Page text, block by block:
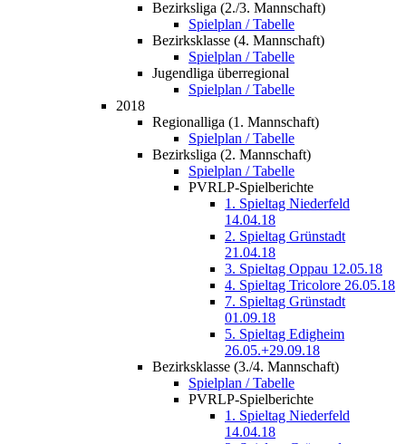
Bezirksliga (2./3. Mannschaft)
Spielplan / Tabelle
Bezirksklasse (4. Mannschaft)
Spielplan / Tabelle
Jugendliga überregional
Spielplan / Tabelle
2018
Regionalliga (1. Mannschaft)
Spielplan / Tabelle
Bezirksliga (2. Mannschaft)
Spielplan / Tabelle
PVRLP-Spielberichte
1. Spieltag Niederfeld
14.04.18
2. Spieltag Grünstadt
21.04.18
3. Spieltag Oppau 12.05.18
4. Spieltag Tricolore 26.05.18
7. Spieltag Grünstadt
01.09.18
5. Spieltag Edigheim
26.05.+29.09.18
Bezirksklasse (3./4. Mannschaft)
Spielplan / Tabelle
PVRLP-Spielberichte
1. Spieltag Niederfeld
14.04.18